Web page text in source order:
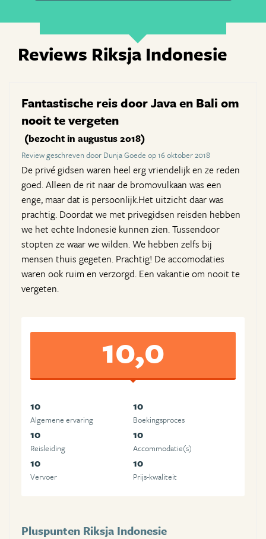
Reviews Riksja Indonesie
Fantastische reis door Java en Bali om
nooit te vergeten
(bezocht in augustus 2018)
Review geschreven door Dunja Goede op 16 oktober 2018
De privé gidsen waren heel erg vriendelijk en ze reden
goed. Alleen de rit naar de bromovulkaan was een
enge, maar dat is persoonlijk.Het uitzicht daar was
prachtig. Doordat we met privegidsen reisden hebben
we het echte Indonesië kunnen zien. Tussendoor
stopten ze waar we wilden. We hebben zelfs bij
mensen thuis gegeten. Prachtig! De accomodaties
waren ook ruim en verzorgd. Een vakantie om nooit te
vergeten.
10,0
10
Algemene ervaring
10
Boekingsproces
10
Reisleiding
10
Accommodatie(s)
10
Vervoer
10
Prijs-kwaliteit
Pluspunten Riksja Indonesie